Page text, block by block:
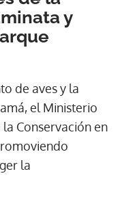
y
de aves y la
el Ministerio
Conservación en
la